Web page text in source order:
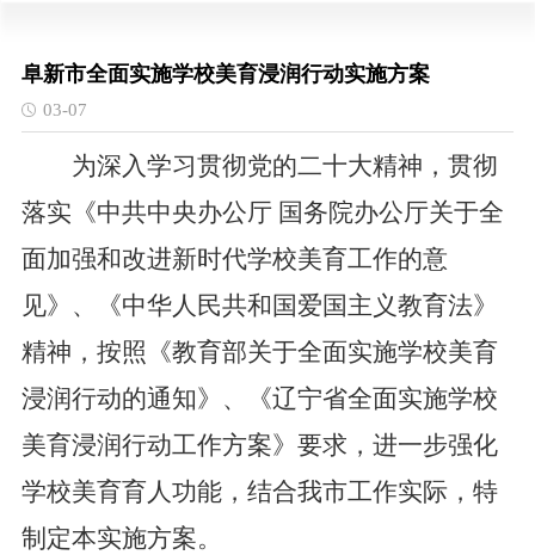
阜新市全面实施学校美育浸润行动实施方案
03-07
为深入学习贯彻党的二十大精神，贯彻
落实《中共中央办公厅 国务院办公厅关于全
面加强和改进新时代学校美育工作的意
见》、《中华人民共和国爱国主义教育法》
精神，按照《教育部关于全面实施学校美育
浸润行动的通知》、《辽宁省全面实施学校
美育浸润行动工作方案》要求，进一步强化
学校美育育人功能，结合我市工作实际，特
制定本实施方案。